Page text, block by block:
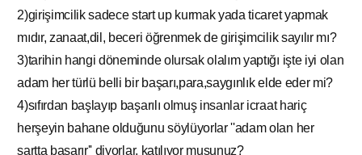
2)girişimcilik sadece start up kurmak yada ticaret yapmak
mıdır, zanaat,dil, beceri öğrenmek de girişimcilik sayılır mı?
3)tarihin hangi döneminde olursak olalım yaptığı işte iyi olan
adam her türlü belli bir başarı,para,saygınlık elde eder mi?
4)sıfırdan başlayıp başarılı olmuş insanlar icraat hariç
herşeyin bahane olduğunu söylüyorlar ''adam olan her
şartta başarır'' diyorlar, katılıyor musunuz?